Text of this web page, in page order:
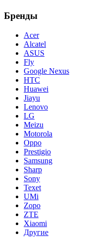
Бренды
Acer
Alcatel
ASUS
Fly
Google Nexus
HTC
Huawei
Jiayu
Lenovo
LG
Meizu
Motorola
Oppo
Prestigio
Samsung
Sharp
Sony
Texet
UMi
Zopo
ZTE
Xiaomi
Другие